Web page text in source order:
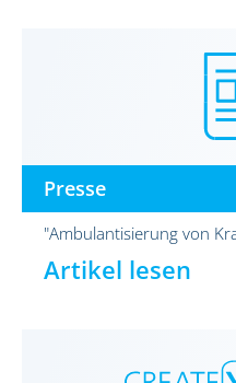
Presse
"Ambulantisierung von
Artikel lesen